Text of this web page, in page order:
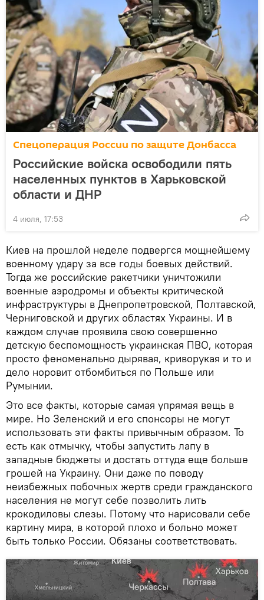
Спецоперация России по защите Донбасса
Российские войска освободили пять
населенных пунктов в Харьковской
области и ДНР
4 июля, 17:53
Киев на прошлой неделе подвергся мощнейшему
военному удару за все годы боевых действий.
Тогда же российские ракетчики уничтожили
военные аэродромы и объекты критической
инфраструктуры в Днепропетровской, Полтавской,
Черниговской и других областях Украины. И в
каждом случае проявила свою совершенно
детскую беспомощность украинская ПВО, которая
просто феноменально дырявая, криворукая и то и
дело норовит отбомбиться по Польше или
Румынии.
Это все факты, которые самая упрямая вещь в
мире. Но Зеленский и его спонсоры не могут
использовать эти факты привычным образом. То
есть как отмычку, чтобы запустить лапу в
западные бюджеты и достать оттуда еще больше
грошей на Украину. Они даже по поводу
неизбежных побочных жертв среди гражданского
населения не могут себе позволить лить
крокодиловы слезы. Потому что нарисовали себе
картину мира, в которой плохо и больно может
быть только России. Обязаны соответствовать.